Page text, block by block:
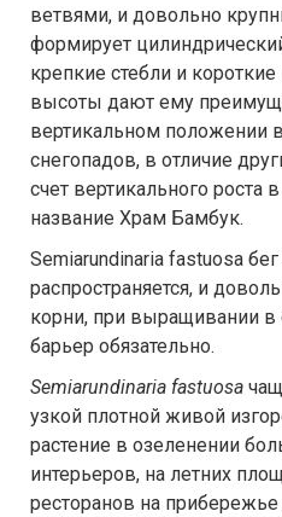
ветвями, и довольно
формирует
крепкие стебли и
высоты дают ему
вертикальном положении
снегопадов, в отличие
счет вертикального роста
название Храм Бамбук.
Semiarundinaria fastuosa
распространяется, и
корни, при выращивании в
барьер обязательно.
Semiarundinaria fastuosa
узкой плотной живой
растение в озеленении
интерьеров, на летних
ресторанов на